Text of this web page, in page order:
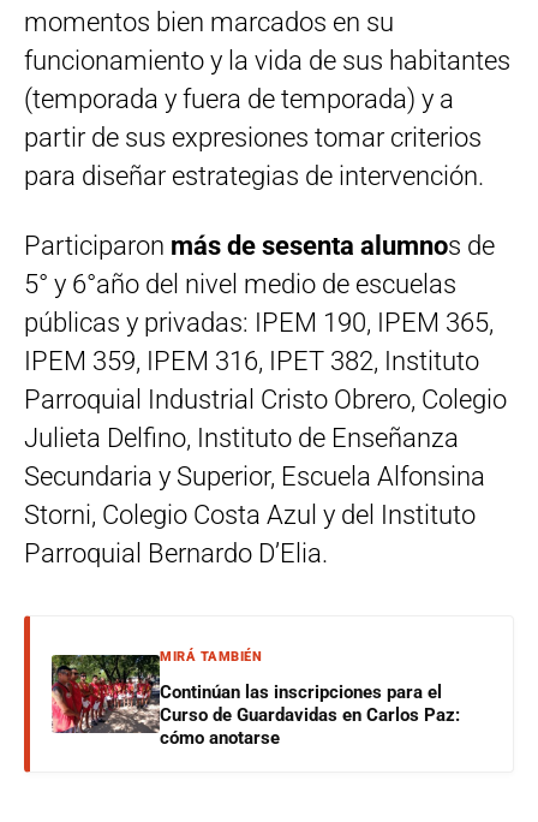
momentos bien marcados en su
funcionamiento y la vida de sus habitantes
(temporada y fuera de temporada) y a
partir de sus expresiones tomar criterios
para diseñar estrategias de intervención.
Participaron más de sesenta alumnos de
5° y 6°año del nivel medio de escuelas
públicas y privadas: IPEM 190, IPEM 365,
IPEM 359, IPEM 316, IPET 382, Instituto
Parroquial Industrial Cristo Obrero, Colegio
Julieta Delfino, Instituto de Enseñanza
Secundaria y Superior, Escuela Alfonsina
Storni, Colegio Costa Azul y del Instituto
Parroquial Bernardo D’Elia.
MIRÁ TAMBIÉN
Continúan las inscripciones para el
Curso de Guardavidas en Carlos Paz:
cómo anotarse